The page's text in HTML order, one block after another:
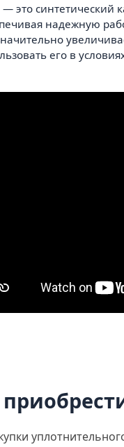
— это синтетический
надежную
его в